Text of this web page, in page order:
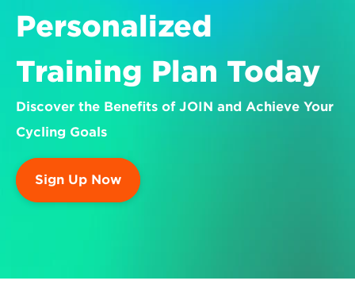
Personalized
Training Plan Today
Discover the Benefits of JOIN and Achieve Your
Cycling Goals
Sign Up Now